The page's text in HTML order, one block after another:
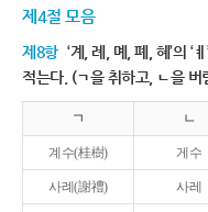
제4절 모음
제8항 ‘계, 례, 몌, 폐, 혜’의 ‘
적는다. (ㄱ을 취하고, ㄴ을 버
ㄱ ㄴ
계수(桂樹) 게수
사례(謝禮) 사레